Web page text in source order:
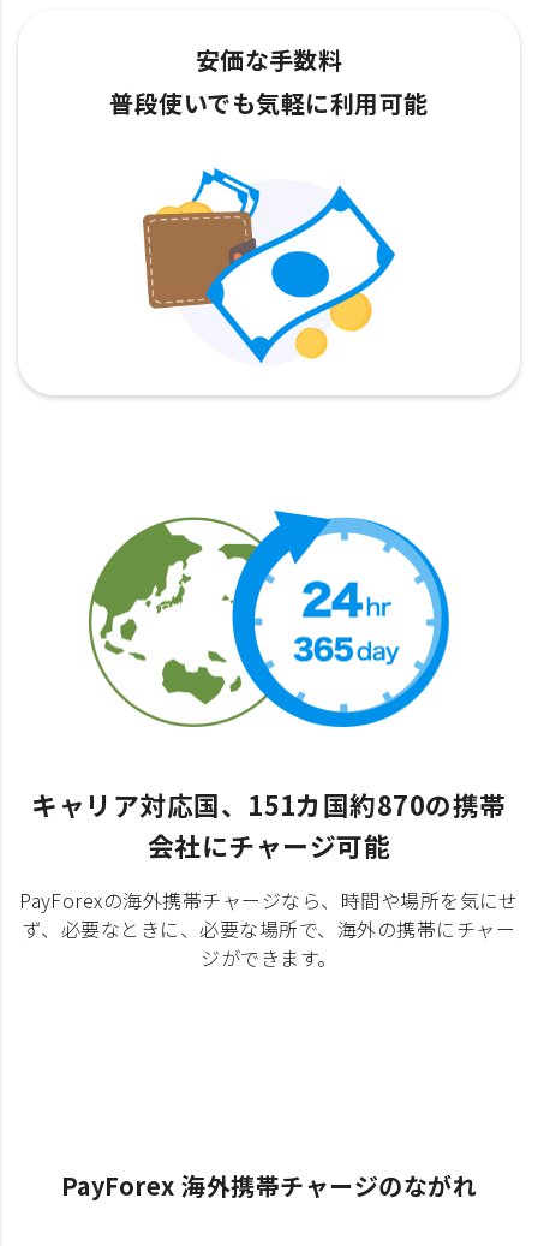
安価な手数料
普段使いでも気軽に利用可能
キャリア対応国、151カ国約870の携帯
会社にチャージ可能
PayForexの海外携帯チャージなら、時間や場所を気にせ
ず、必要なときに、必要な場所で、海外の携帯にチャー
ジができます。
PayForex 海外携帯チャージのながれ